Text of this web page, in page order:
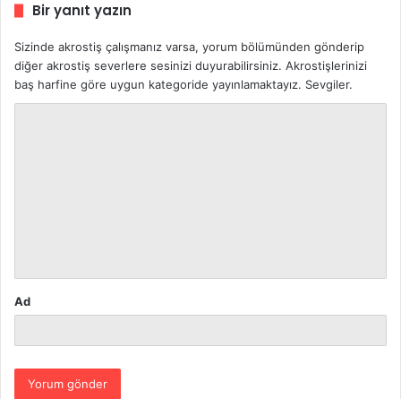
Bir yanıt yazın
Sizinde akrostiş çalışmanız varsa, yorum bölümünden gönderip
diğer akrostiş severlere sesinizi duyurabilirsiniz. Akrostişlerinizi
baş harfine göre uygun kategoride yayınlamaktayız. Sevgiler.
Ad